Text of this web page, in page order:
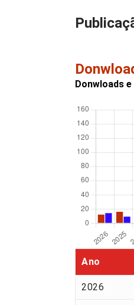
Donwloads
Ano
2026